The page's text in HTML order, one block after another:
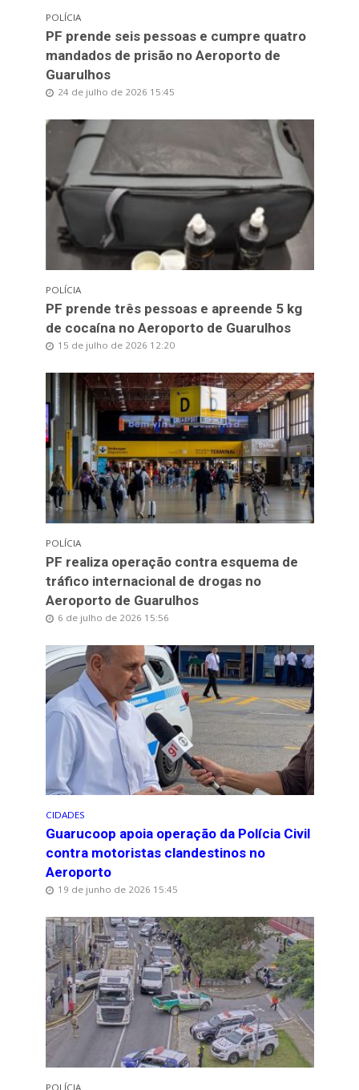
POLÍCIA
PF prende seis pessoas e cumpre quatro
mandados de prisão no Aeroporto de
Guarulhos
24 de julho de 2026 15:45
POLÍCIA
PF prende três pessoas e apreende 5 kg
de cocaína no Aeroporto de Guarulhos
15 de julho de 2026 12:20
POLÍCIA
PF realiza operação contra esquema de
tráfico internacional de drogas no
Aeroporto de Guarulhos
6 de julho de 2026 15:56
CIDADES
Guarucoop apoia operação da Polícia Civil
contra motoristas clandestinos no
Aeroporto
19 de junho de 2026 15:45
POLÍCIA